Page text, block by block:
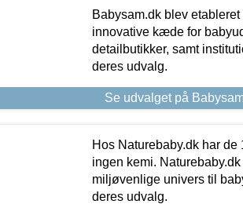
Babysam.dk blev
innovative kæde for
detailbutikker, samt
deres udvalg.
Se udvalget på
Hos Naturebaby.dk har
ingen kemi.
miljøvenlige univers til
deres udvalg.